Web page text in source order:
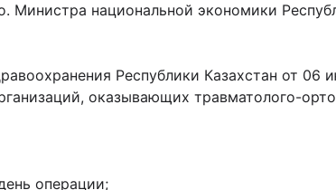
национальной экономики
Республики Казахстан от
оказывающих травматолого-
операции;